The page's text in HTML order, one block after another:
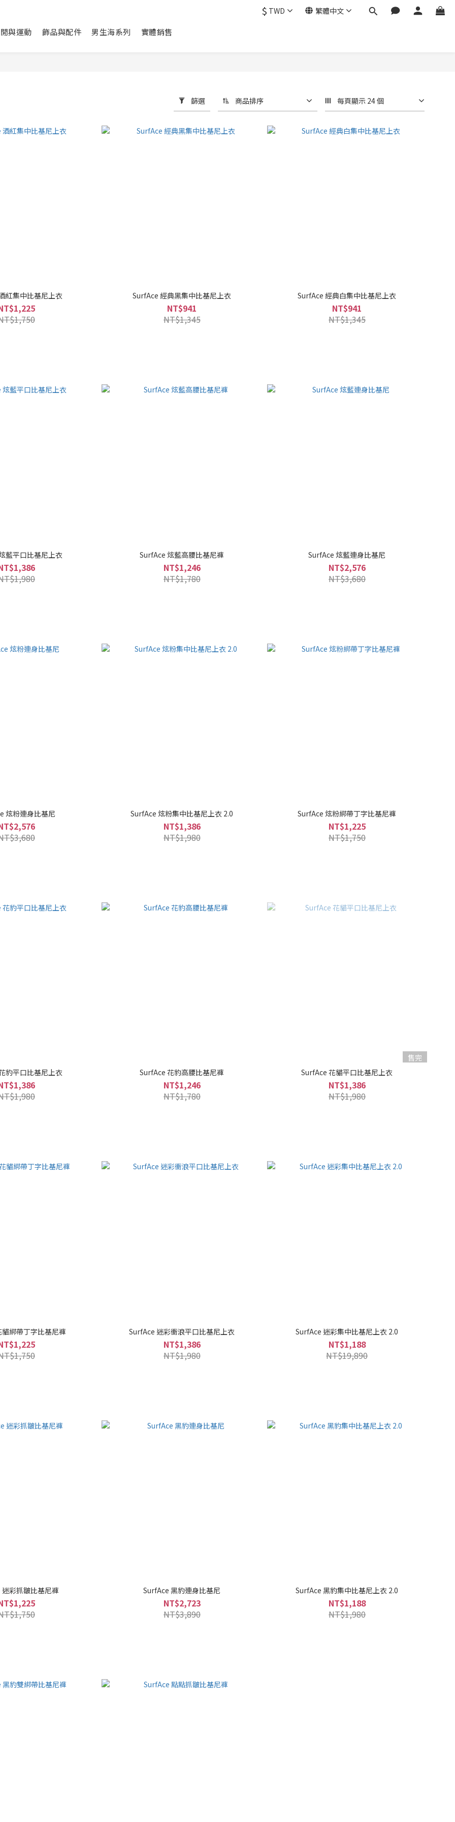
$ TWD 繁體中文
與運動 飾品與配件 男生海系列 實體銷售
篩選 商品排序 每頁顯示 24 個
紅集中比基尼上衣 SurfAce 經典黑集中比基尼上衣
NT$941
NT$1,345
SurfAce 經典白集中比基尼上衣
NT$941
NT$1,345
藍平口比基尼上衣 SurfAce 炫藍高腰比基尼褲
NT$1,246
NT$1,780
SurfAce 炫藍連身比基尼
NT$2,576
NT$3,680
炫粉連身比基尼 SurfAce 炫粉集中比基尼上衣 2.0
NT$1,386
NT$1,980
SurfAce 炫粉綁帶丁字比基尼褲
NT$1,225
NT$1,750
豹平口比基尼上衣 SurfAce 花豹高腰比基尼褲
NT$1,246
NT$1,780
售完
SurfAce 花貓平口比基尼上衣
NT$1,386
NT$1,980
綁帶丁字比基尼褲 SurfAce 迷彩衝浪平口比基尼上衣
NT$1,386
NT$1,980
SurfAce 迷彩集中比基尼上衣 2.0
NT$1,188
NT$19,890
彩抓皺比基尼褲 SurfAce 黑豹連身比基尼
NT$2,723
NT$3,890
SurfAce 黑豹集中比基尼上衣 2.0
NT$1,188
NT$1,980